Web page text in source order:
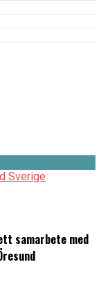
samarbete med